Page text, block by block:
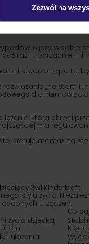
Zezwól na
Łączy w sobie
raz — porządnie — i
i stworzone po to,
„na start” i
dla
która chroni
ma
oferuje montaż na
3w1 Kinderkraft.
stylu życia.
urządzeń.
Co
życia dziecka,
i ułożenia